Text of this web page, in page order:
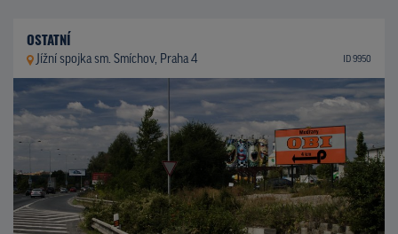
OSTATNÍ
Jížní spojka sm. Smíchov, Praha 4 ID 9950